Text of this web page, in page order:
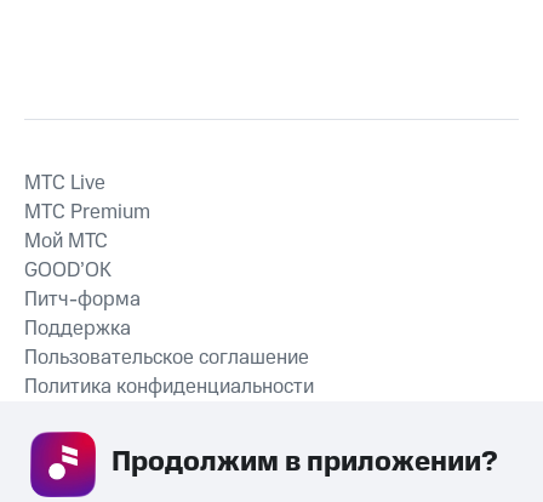
СКАЧАТЬ ПРИЛОЖЕНИЕ
MTС Live
MTС Premium
Мой МТС
GOOD’OK
Питч-форма
Поддержка
Пользовательское соглашение
Политика конфиденциальности